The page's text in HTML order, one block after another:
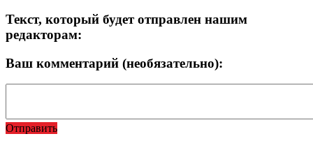
Текст, который будет отправлен нашим
редакторам:
Ваш комментарий (необязательно):
Отправить